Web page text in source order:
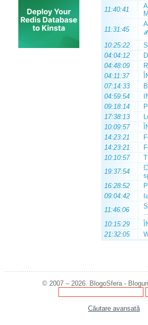
11:40:41
11:31:45
10:25:22
04:04:12
04:48:09
04:11:37
07:14:33
04:59:54
09:18:14
17:38:13
10:09:57
14:23:21
14:23:21
10:10:57
19:37:54
16:28:52
09:04:42
11:46:06
10:15:29
21:32:05
© 2007 – 2026. BlogoSfera -
Căutare avansată